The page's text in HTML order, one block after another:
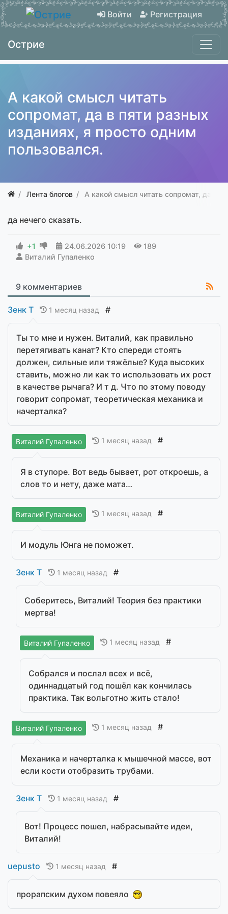
Войти Регистрация
Острие
А какой смысл читать
сопромат, да в пяти разных
изданиях, я просто одним
пользовался.
Лента блогов А какой смысл читать сопромат, да в
да нечего сказать.
+1 24.06.2026 10:19
189
Виталий Гупаленко
9 комментариев
Зенк Т 1 месяц назад #
Ты то мне и нужен. Виталий, как правильно
перетягивать канат? Кто спереди стоять
должен, сильные или тяжёлые? Куда высоких
ставить, можно ли как то использовать их рост
в качестве рычага? И т д. Что по этому поводу
говорит сопромат, теоретическая механика и
начерталка?
Виталий Гупаленко 1 месяц назад #
Я в ступоре. Вот ведь бывает, рот откроешь, а
слов то и нету, даже мата…
Виталий Гупаленко 1 месяц назад #
И модуль Юнга не поможет.
Зенк Т 1 месяц назад #
Соберитесь, Виталий! Теория без практики
мертва!
Виталий Гупаленко 1 месяц назад #
Собрался и послал всех и всё,
одиннадцатый год пошёл как кончилась
практика. Так вольготно жить стало!
Виталий Гупаленко 1 месяц назад #
Механика и начерталка к мышечной массе, вот
если кости отобразить трубами.
Зенк Т 1 месяц назад #
Вот! Процесс пошел, набрасывайте идеи,
Виталий!
uepusto 1 месяц назад #
прорапским духом повеяло